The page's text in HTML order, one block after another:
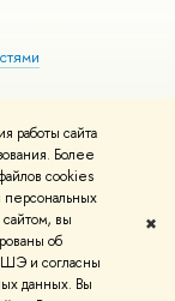
работы сайта
Более
cookies
персональных
сайтом, вы
об
и согласны
данных. Вы
✖
использования
сайта